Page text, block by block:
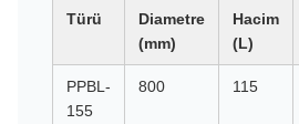
Türü
Diametre
(mm)
Hacim
(L)
PPBL-
155
800 115